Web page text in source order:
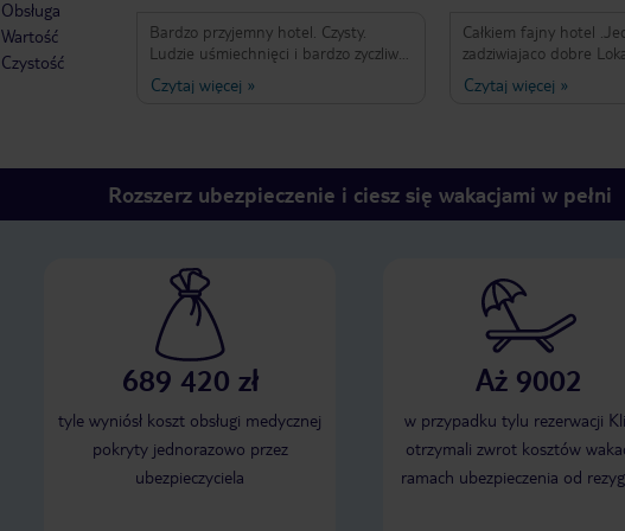
Obsługa
Wartość
Czystość
Bardzo przyjemny hotel. Czysty.
Ludzie uśmiechnięci i bardzo zyczliwi.
Wyśmienite kolacje w restauracji
Amarta. Pyszne drinki. Na duży plus
na wycieczki po Bali i okolicznych
wyspach. Okolica piekna. Idąc
piękne malownicze zatoczki. Opcja
allinclusive w pełni spełniła nasze
oczekiwania. Ogromnym plusem jest
możliwość korzystania z obu
restauracji alacarte. Polecamy x
całego serca!
Czytaj więcej »
Całkiem fajny hotel
zadziwiajaco dobre
słabej jakości.Plaża ok
woda pełna śmieci.Mieliśmy junior
Czytaj więcej »
Rozszerz ubezpieczenie i ciesz się wakacjami w pełni
689 420 zł
tyle wyniósł koszt obsługi medycznej
pokryty jednorazowo przez
ubezpieczyciela
Aż 9002
w przypadku tylu rezerwacji
otrzymali zwrot kosztów
ramach ubezpieczenia od